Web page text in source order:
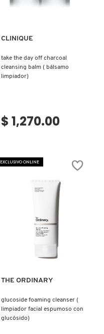
CLINIQUE
take the day off charcoal
cleansing balm ( bálsamo
limpiador)
$ 1,270.00
EXCLUSIVO ONLINE
Ver más
THE ORDINARY
glucoside foaming cleanser (
limpiador facial espumoso con
glucósido)